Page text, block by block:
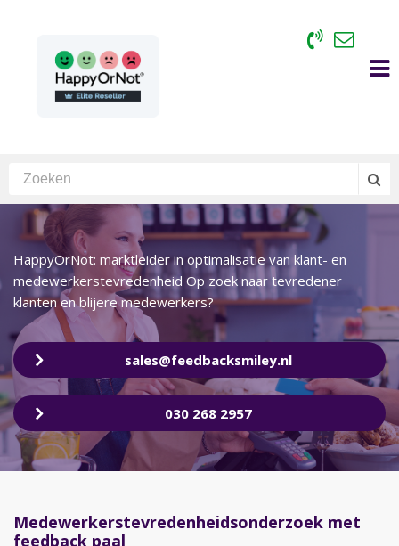
HappyOrNot: marktleider in optimalisatie van klant- en
medewerkerstevredenheid Op zoek naar tevredener
klanten en blijere medewerkers?
sales@feedbacksmiley.nl
030 268 2957
Medewerkerstevredenheidsonderzoek met
feedback paal